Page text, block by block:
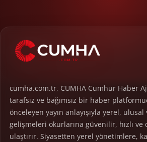
cumha.com.tr, CUMHA Cumhur Haber
tarafsız ve bağımsız bir haber
önceleyen yayın anlayışıyla yerel,
gelişmeleri okurlarına güvenilir, hızlı
ulaştırır. Siyasetten yerel yönetimlere,